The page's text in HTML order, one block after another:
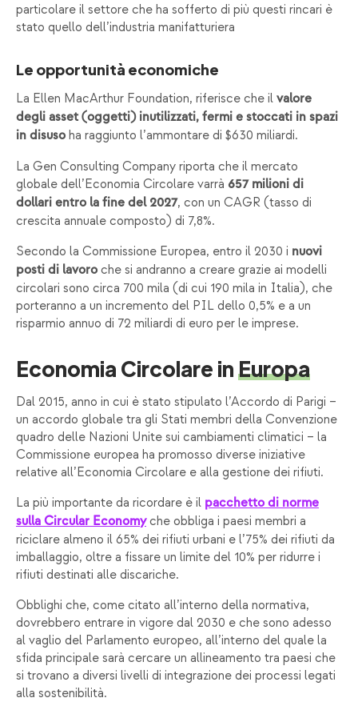
particolare il settore che ha sofferto di più questi rincari è
stato quello dell’industria manifatturiera
Le opportunità economiche
La Ellen MacArthur Foundation, riferisce che il valore
degli asset (oggetti) inutilizzati, fermi e stoccati in spazi
in disuso ha raggiunto l’ammontare di $630 miliardi.
La Gen Consulting Company riporta che il mercato
globale dell’Economia Circolare varrà 657 milioni di
dollari entro la fine del 2027, con un CAGR (tasso di
crescita annuale composto) di 7,8%.
Secondo la Commissione Europea, entro il 2030 i nuovi
posti di lavoro che si andranno a creare grazie ai modelli
circolari sono circa 700 mila (di cui 190 mila in Italia), che
porteranno a un incremento del PIL dello 0,5% e a un
risparmio annuo di 72 miliardi di euro per le imprese.
Economia Circolare inEuropa
Dal 2015, anno in cui è stato stipulato l’Accordo di Parigi –
un accordo globale tra gli Stati membri della Convenzione
quadro delle Nazioni Unite sui cambiamenti climatici – la
Commissione europea ha promosso diverse iniziative
relative all’Economia Circolare e alla gestione dei rifiuti.
La più importante da ricordare è il pacchetto di norme
sulla Circular Economyche obbliga i paesi membri a
riciclare almeno il 65% dei rifiuti urbani e l’75% dei rifiuti da
imballaggio, oltre a fissare un limite del 10% per ridurre i
rifiuti destinati alle discariche.
Obblighi che, come citato all’interno della normativa,
dovrebbero entrare in vigore dal 2030 e che sono adesso
al vaglio del Parlamento europeo, all’interno del quale la
sfida principale sarà cercare un allineamento tra paesi che
si trovano a diversi livelli di integrazione dei processi legati
alla sostenibilità.